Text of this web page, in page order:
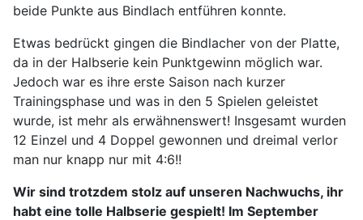
beide Punkte aus Bindlach entführen konnte.
Etwas bedrückt gingen die Bindlacher von der Platte,
da in der Halbserie kein Punktgewinn möglich war.
Jedoch war es ihre erste Saison nach kurzer
Trainingsphase und was in den 5 Spielen geleistet
wurde, ist mehr als erwähnenswert! Insgesamt wurden
12 Einzel und 4 Doppel gewonnen und dreimal verlor
man nur knapp nur mit 4:6!!
Wir sind trotzdem stolz auf unseren Nachwuchs, ihr
habt eine tolle Halbserie gespielt! Im September